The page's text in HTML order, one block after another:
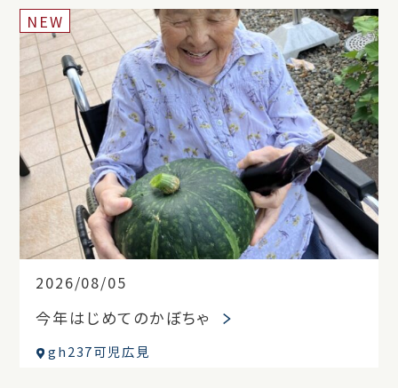
2026/08/05
NEW
今年はじめてのかぼちゃ
gh237可児広見